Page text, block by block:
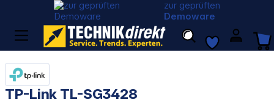
zur geprüften
Demoware
TP-Link TL-SG3428